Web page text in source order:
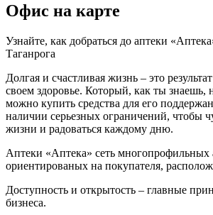
Офис на карте
Узнайте, как добраться до аптеки
Таганрога
Долгая и счастливая жизнь – это
своем здоровье. Который, как ты знаешь,
можно купить средства для его
наличии серьезных ограничений, чтобы
жизни и радоваться каждому дню.
Аптеки «Аптека» сеть многопрофильных
ориентированых на покупателя,
Доступность и открытость – главные
бизнеса.